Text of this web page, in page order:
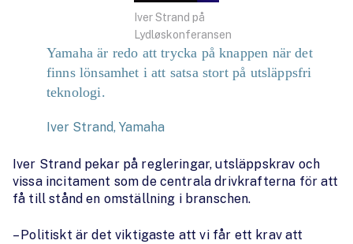
Iver Strand på
Lydløskonferansen
Yamaha är redo att trycka på knappen när det
finns lönsamhet i att satsa stort på utsläppsfri
teknologi.
Iver Strand, Yamaha
Iver Strand pekar på regleringar, utsläppskrav och
vissa incitament som de centrala drivkrafterna för att
få till stånd en omställning i branschen.
– Politiskt är det viktigaste att vi får ett krav att